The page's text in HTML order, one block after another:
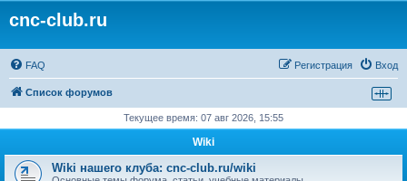
cnc-club.ru
FAQ Вход
Регистрация
Список форумов
Текущее время: 07 авг 2026, 15:55
Wiki
Wiki нашего клуба: cnc-club.ru/wiki